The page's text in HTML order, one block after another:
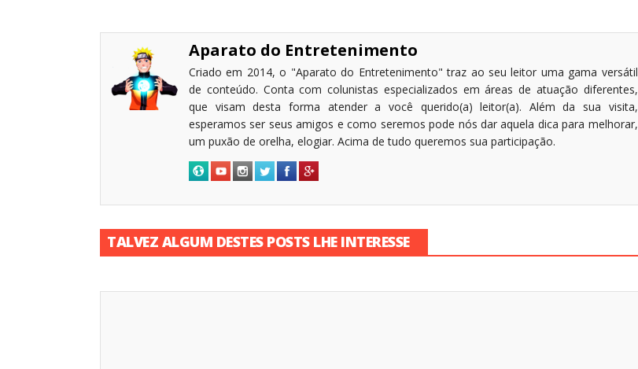
Aparato do Entretenimento
Criado em 2014, o "Aparato do Entretenimento" traz ao seu leitor uma gama versátil
de conteúdo. Conta com colunistas especializados em áreas de atuação diferentes,
que visam desta forma atender a você querido(a) leitor(a). Além da sua visita,
esperamos ser seus amigos e como seremos pode nós dar aquela dica para melhorar,
um puxão de orelha, elogiar. Acima de tudo queremos sua participação.
TALVEZ ALGUM DESTES POSTS LHE INTERESSE